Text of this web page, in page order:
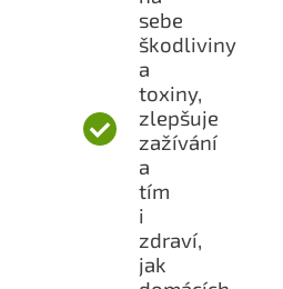
sebe
škodliviny
a
toxiny,
zlepšuje
zažívání
a
tím
i
zdraví,
jak